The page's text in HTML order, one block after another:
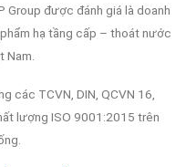
Group được đánh giá là doanh
hạ tầng cấp – thoát nước
Nam.
các TCVN, DIN, QCVN 16,
lượng ISO 9001:2015 trên